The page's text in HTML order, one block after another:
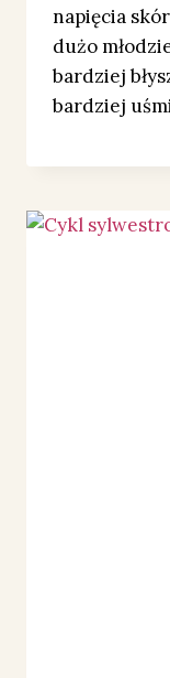
napięcia
dużo
bardziej
bardziej